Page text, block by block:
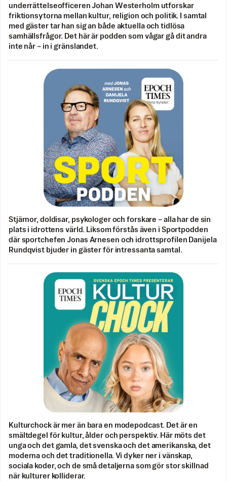
underrättelseofficeren Johan Westerholm utforskar
friktionsytorna mellan kultur, religion och politik. I samtal
med gäster tar han sig an både aktuella och tidlösa
samhällsfrågor. Det här är podden som vågar gå dit andra
inte når – in i gränslandet.
Stjärnor, doldisar, psykologer och forskare – alla har de sin
plats i idrottens värld. Liksom förstås även i Sportpodden
där sportchefen Jonas Arnesen och idrottsprofilen Danijela
Rundqvist bjuder in gäster för intressanta samtal.
Kulturchock är mer än bara en modepodcast. Det är en
smältdegel för kultur, ålder och perspektiv. Här möts det
unga och det gamla, det svenska och det amerikanska, det
moderna och det traditionella. Vi dyker ner i vänskap,
sociala koder, och de små detaljerna som gör stor skillnad
när kulturer kolliderar.